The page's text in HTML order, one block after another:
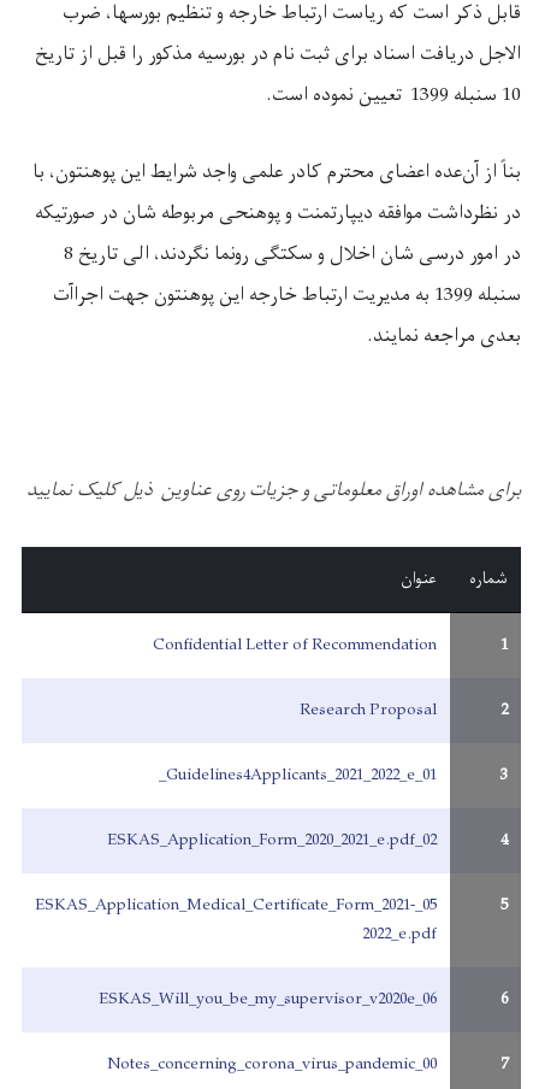
قابل ذکر است که ریاست ارتباط خارجه و تنظیم بورسها، ضرب
الاجل دریافت اسناد برای ثبت نام در بورسیه مذکور را قبل از تاریخ
10 سنبله 1399 تعیین نموده است.
بناً از آن‌عده اعضای محترم کادر علمی واجد شرایط این پوهنتون، با
در نظرداشت موافقه دیپارتمنت و پوهنحی مربوطه شان در صورتیکه
در امور درسی شان اخلال و سکتگی رونما نگردند، الی تاریخ 8
سنبله 1399 به مدیریت ارتباط خارجه این پوهنتون جهت اجراآت
بعدی مراجعه نمایند.
برای مشاهده اوراق معلوماتی و جزیات روی عناوین ذیل کلیک نمایید
شماره عنوان
1
Confidential Letter of Recommendation
2
Research Proposal
3
01_Guidelines4Applicants_2021_2022_e_
4
02_ESKAS_Application_Form_2020_2021_e.pdf
5
05_ESKAS_Application_Medical_Certificate_Form_2021-
2022_e.pdf
6
06_ESKAS_Will_you_be_my_supervisor_v2020e
7
00_Notes_concerning_corona_virus_pandemic